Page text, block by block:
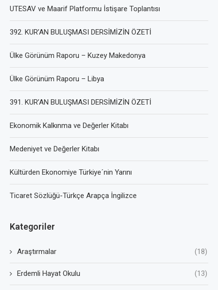
UTESAV ve Maarif Platformu İstişare Toplantısı
392. KUR’AN BULUŞMASI DERSİMİZİN ÖZETİ
Ülke Görünüm Raporu – Kuzey Makedonya
Ülke Görünüm Raporu – Libya
391. KUR’AN BULUŞMASI DERSİMİZİN ÖZETİ
Ekonomik Kalkınma ve Değerler Kitabı
Medeniyet ve Değerler Kitabı
Kültürden Ekonomiye Türkiye´nin Yarını
Ticaret Sözlüğü-Türkçe Arapça İngilizce
Kategoriler
Araştırmalar (18)
Erdemli Hayat Okulu (13)